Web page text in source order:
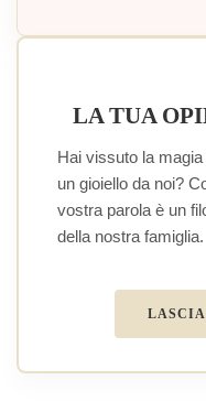
LA TUA
Hai vissuto la
un gioiello da noi?
vostra parola è un
della nostra famiglia.
LASCIA